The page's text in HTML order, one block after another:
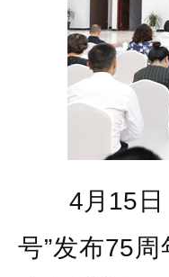
4月15日，
号”发布75